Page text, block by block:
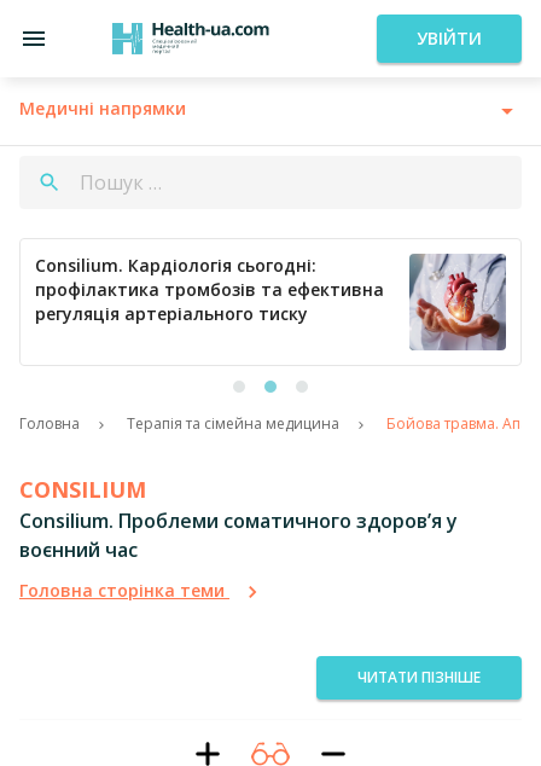
УВІЙТИ
Медичні напрямки
Consilium. Кардіологія сьогодні:
профілактика тромбозів та ефективна
регуляція артеріального тиску
Головна Терапія та сімейна медицина Бойова травма.
CONSILIUM
Consilium. Проблеми соматичного здоров’я у
воєнний час
Головна сторінка теми
ЧИТАТИ ПІЗНІШЕ